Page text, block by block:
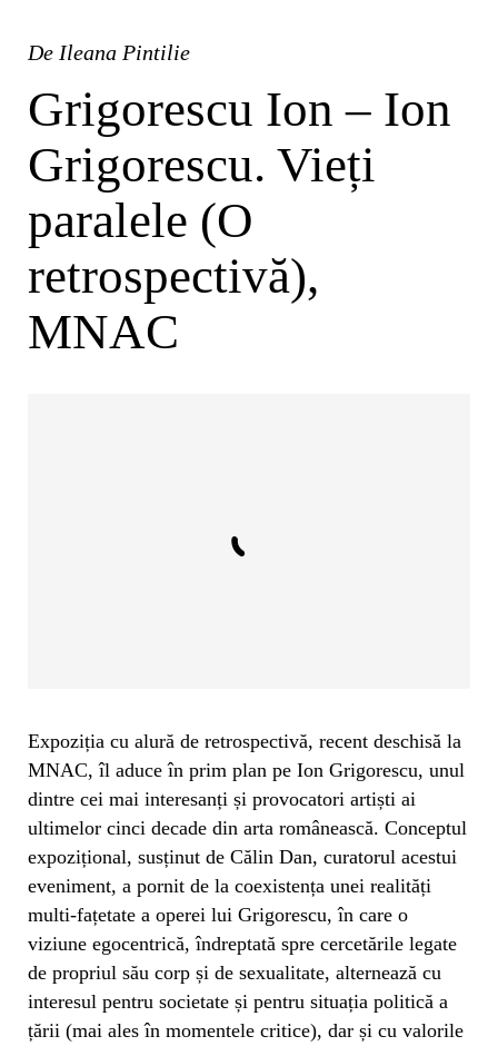
De Ileana Pintilie
Grigorescu Ion – Ion
Grigorescu. Vieți
paralele (O
retrospectivă),
MNAC
Expoziția cu alură de retrospectivă, recent deschisă la
MNAC, îl aduce în prim plan pe Ion Grigorescu, unul
dintre cei mai interesanți și provocatori artiști ai
ultimelor cinci decade din arta românească. Conceptul
expozițional, susținut de Călin Dan, curatorul acestui
eveniment, a pornit de la coexistența unei realități
multi-fațetate a operei lui Grigorescu, în care o
viziune egocentrică, îndreptată spre cercetările legate
de propriul său corp și de sexualitate, alternează cu
interesul pentru societate și pentru situația politică a
țării (mai ales în momentele critice), dar și cu valorile